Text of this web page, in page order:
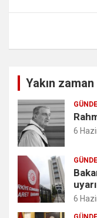
Yakın
6
6